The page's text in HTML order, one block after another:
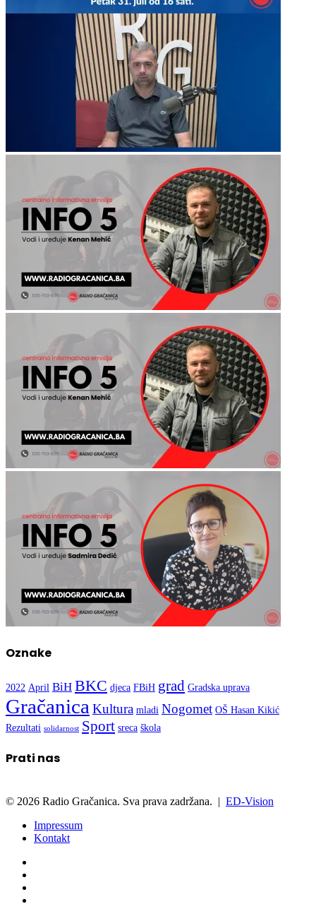
Oznake
2022 April BiH BKC djeca FBiH grad Gradska uprava
Gračanica Kultura mladi Nogomet OŠ Hasan Kikić
Rezultati solidarnost Sport sreca škola
Prati nas
© 2026 Radio Gračanica. Sva prava zadržana. | ED-Vision
Impressum
Kontakt